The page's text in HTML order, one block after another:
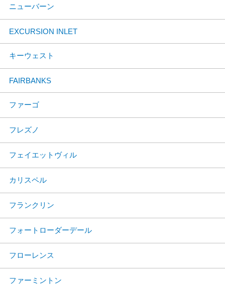
ニューバーン
EXCURSION INLET
キーウェスト
FAIRBANKS
ファーゴ
フレズノ
フェイエットヴィル
カリスペル
フランクリン
フォートローダーデール
フローレンス
ファーミントン